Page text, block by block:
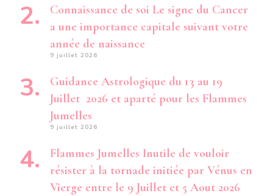
Connaissance de soi Le signe du Cancer
a une importance capitale suivant votre
année de naissance
9 juillet 2026
Guidance Astrologique du 13 au 19
Juillet 2026 et aparté pour les Flammes
Jumelles
9 juillet 2026
Flammes Jumelles Inutile de vouloir
résister à la tornade initiée par Vénus en
Vierge entre le 9 Juillet et 5 Aout 2026